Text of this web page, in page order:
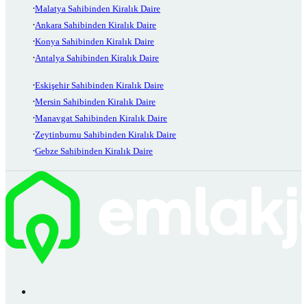
Malatya Sahibinden Kiralık Daire
Ankara Sahibinden Kiralık Daire
Konya Sahibinden Kiralık Daire
Antalya Sahibinden Kiralık Daire
Eskişehir Sahibinden Kiralık Daire
Mersin Sahibinden Kiralık Daire
Manavgat Sahibinden Kiralık Daire
Zeytinburnu Sahibinden Kiralık Daire
Gebze Sahibinden Kiralık Daire